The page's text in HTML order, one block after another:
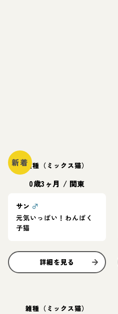
新着雑種（ミックス猫）
0歳3ヶ月 / 関東
サン ♂
元気いっぱい！わんぱく
子猫
詳細を見る
雑種（ミックス猫）